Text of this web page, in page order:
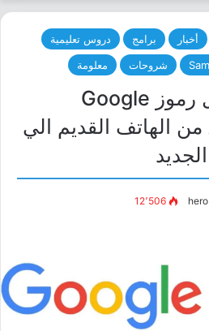
أخبار برامج
دروس تعليمية
شروحات معلومة
كيفية نقل رموز Google
Authenticator من الهاتف القديم الي
الجديد
hero 12٬506